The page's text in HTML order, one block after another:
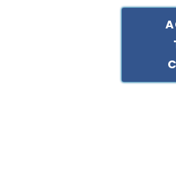
312.000,00 - Sede legale in Via